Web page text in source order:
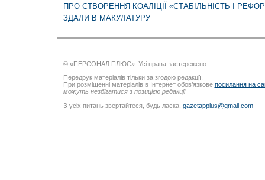
ПРО СТВОРЕННЯ КОАЛІЦІЇ «СТАБІЛЬНІСТЬ І
ЗДАЛИ В МАКУЛАТУРУ
© «ПЕРСОНАЛ ПЛЮС». Усі права застережено.
Передрук матеріалів тільки за згодою редакції.
При розміщенні матеріалів в Інтернет обов’язкове посилання на
можуть незбігатися з позицією редакції
З усіх питань звертайтеся, будь ласка, gazetapplus@gmail.com